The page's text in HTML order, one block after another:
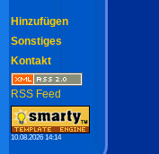
Hinzufügen
Sonstiges
Kontakt
RSS Feed
10.08.2026 14:14